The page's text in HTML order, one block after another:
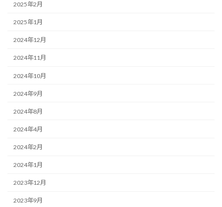
2025年2月
2025年1月
2024年12月
2024年11月
2024年10月
2024年9月
2024年8月
2024年4月
2024年2月
2024年1月
2023年12月
2023年9月